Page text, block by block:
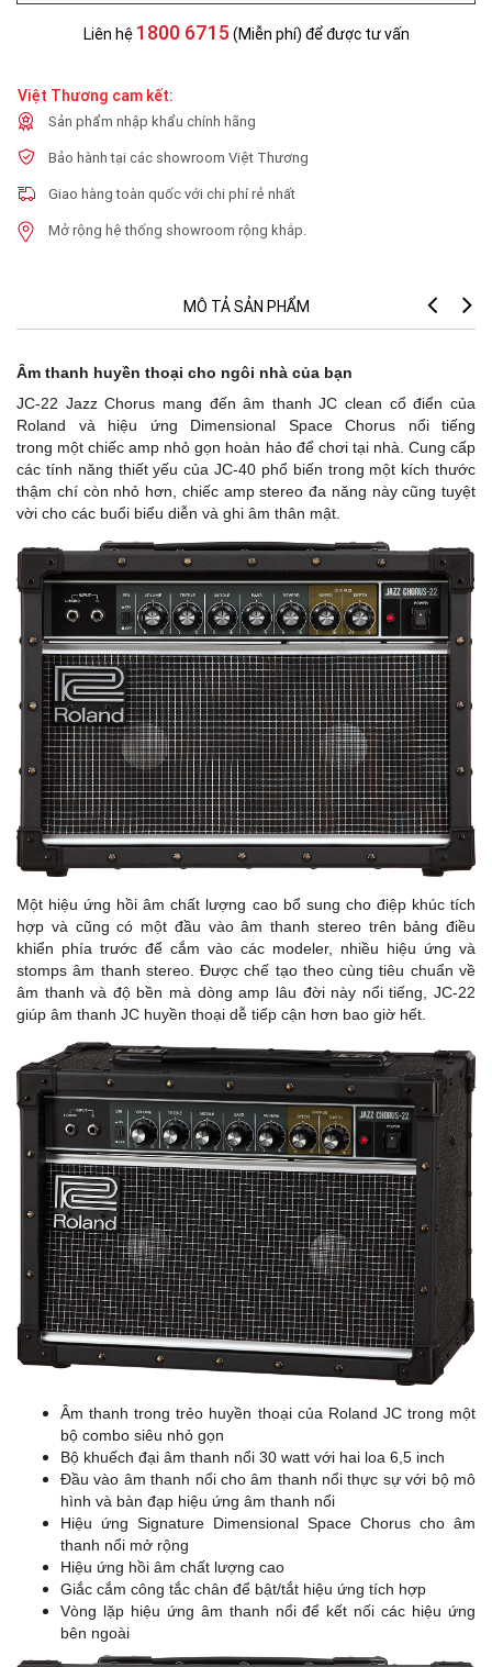
Liên hệ 1800 6715 (Miễn phí) để được tư vấn
Việt Thương cam kết:
Sản phẩm nhập khẩu chính hãng
Bảo hành tại các showroom Việt Thương
Giao hàng toàn quốc với chi phí rẻ nhất
Mở rộng hệ thống showroom rộng khắp.
MÔ TẢ SẢN PHẨM
Âm thanh huyền thoại cho ngôi nhà của bạn
JC-22 Jazz Chorus mang đến âm thanh JC clean cổ điển của
Roland và hiệu ứng Dimensional Space Chorus nổi tiếng
trong một chiếc amp nhỏ gọn hoàn hảo để chơi tại nhà. Cung cấp
các tính năng thiết yếu của JC-40 phổ biến trong một kích thước
thậm chí còn nhỏ hơn, chiếc amp stereo đa năng này cũng tuyệt
vời cho các buổi biểu diễn và ghi âm thân mật.
Một hiệu ứng hồi âm chất lượng cao bổ sung cho điệp khúc tích
hợp và cũng có một đầu vào âm thanh stereo trên bảng điều
khiển phía trước để cắm vào các modeler, nhiều hiệu ứng và
stomps âm thanh stereo. Được chế tạo theo cùng tiêu chuẩn về
âm thanh và độ bền mà dòng amp lâu đời này nổi tiếng, JC-22
giúp âm thanh JC huyền thoại dễ tiếp cận hơn bao giờ hết.
Âm thanh trong trẻo huyền thoại của Roland JC trong một
bộ combo siêu nhỏ gọn
Bộ khuếch đại âm thanh nổi 30 watt với hai loa 6,5 ​​inch
Đầu vào âm thanh nổi cho âm thanh nổi thực sự với bộ mô
hình và bàn đạp hiệu ứng âm thanh nổi
Hiệu ứng Signature Dimensional Space Chorus cho âm
thanh nổi mở rộng
Hiệu ứng hồi âm chất lượng cao
Giắc cắm công tắc chân để bật/tắt hiệu ứng tích hợp
Vòng lặp hiệu ứng âm thanh nổi để kết nối các hiệu ứng
bên ngoài